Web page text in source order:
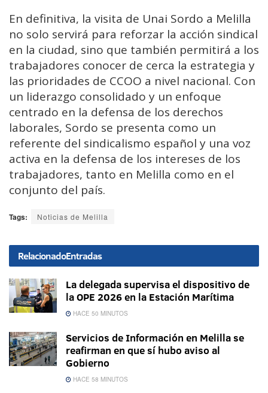
En definitiva, la visita de Unai Sordo a Melilla
no solo servirá para reforzar la acción sindical
en la ciudad, sino que también permitirá a los
trabajadores conocer de cerca la estrategia y
las prioridades de CCOO a nivel nacional. Con
un liderazgo consolidado y un enfoque
centrado en la defensa de los derechos
laborales, Sordo se presenta como un
referente del sindicalismo español y una voz
activa en la defensa de los intereses de los
trabajadores, tanto en Melilla como en el
conjunto del país.
Tags: Noticias de Melilla
RelacionadoEntradas
La delegada supervisa el dispositivo de
la OPE 2026 en la Estación Marítima
HACE 50 MINUTOS
Servicios de Información en Melilla se
reafirman en que sí hubo aviso al
Gobierno
HACE 58 MINUTOS